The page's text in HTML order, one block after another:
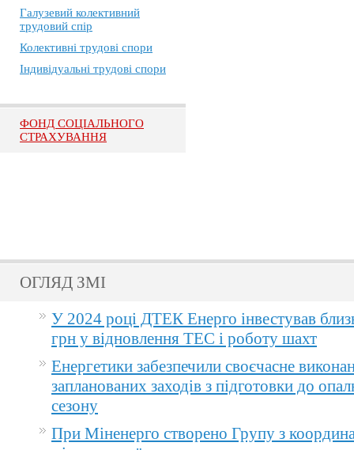
Галузевий колективний
трудовий спір
Колективні трудові спори
Індивідуальні трудові спори
ФОНД СОЦІАЛЬНОГО
СТРАХУВАННЯ
ОГЛЯД ЗМІ
У 2024 році ДТЕК Енерго інвестував
грн у відновлення ТЕС і роботу шахт
Енергетики забезпечили своєчасне
запланованих заходів з підготовки до
сезону
При Міненерго створено Групу з